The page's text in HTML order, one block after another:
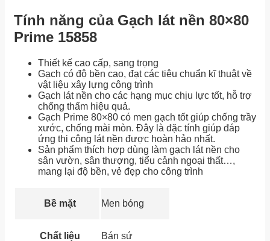
Tính năng của Gạch lát nền 80×80
Prime 15858
Thiết kế cao cấp, sang trọng
Gạch có độ bền cao, đạt các tiêu chuẩn kĩ thuật về
vật liệu xây lựng công trình
Gạch lát nền cho các hạng mục chịu lực tốt, hỗ trợ
chống thấm hiệu quả.
Gạch Prime 80×80 có men gạch tốt giúp chống trầy
xước, chống mài mòn. Đây là đặc tính giúp đáp
ứng thi công lát nền được hoàn hảo nhất.
Sản phẩm thích hợp dùng làm gạch lát nền cho
sân vườn, sân thượng, tiểu cảnh ngoại thất…,
mang lại độ bền, vẻ đẹp cho công trình
Bề mặt Men bóng
Chất liệu Bán sứ